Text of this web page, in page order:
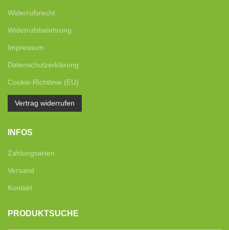
Widerrufsrecht
Widerrufsbelehrung
Impressum
Datenschutzerklärung
Cookie-Richtlinie (EU)
Vertrag widerrufen
INFOS
Zahlungsarten
Versand
Kontakt
PRODUKTSUCHE